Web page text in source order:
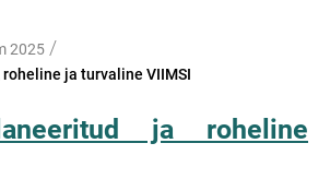
2025 /
ja turvaline VIIMSI
ja roheline